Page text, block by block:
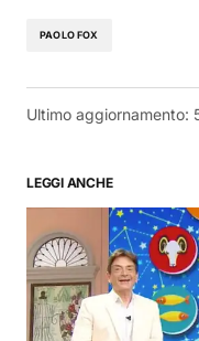
PAOLO FOX
Ultimo aggiornamento:
LEGGI ANCHE